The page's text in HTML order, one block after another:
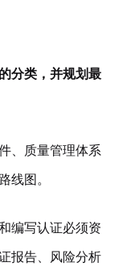
分类，并规划最
、质量管理体系
图。
编写认证必须资
报告、风险分析